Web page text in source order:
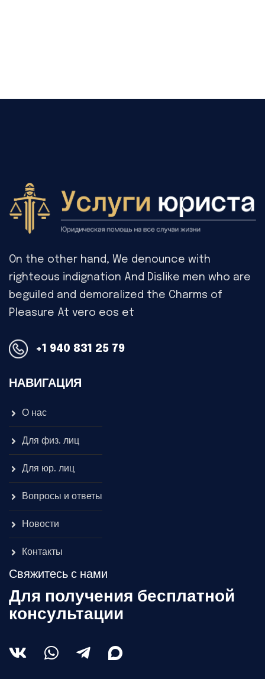
On the other hand, We denounce with
righteous indignation And Dislike men who are
beguiled and demoralized the Charms of
Pleasure At vero eos et
+1 940 831 25 79
НАВИГАЦИЯ
О нас
Для физ. лиц
Для юр. лиц
Вопросы и ответы
Новости
Контакты
Свяжитесь с нами
Для получения бесплатной
консультации